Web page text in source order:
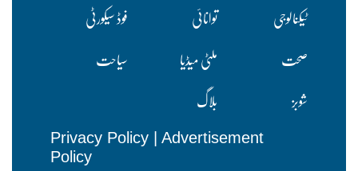
ٹیکنالوجی
توانائی
فوڈ سیکورٹی
صحت
ملٹی میڈیا
سیاحت
شوبز
بلاگ
Privacy Policy
Advertisement
Policy